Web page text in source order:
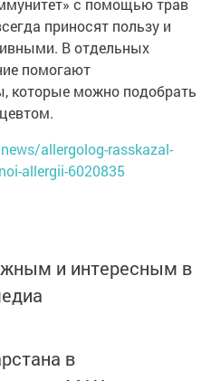
приносят пользу и
В отдельных
помогают
которые можно подобрать
allergolog-rasskazal-
allergii-6020835
и интересным в
в